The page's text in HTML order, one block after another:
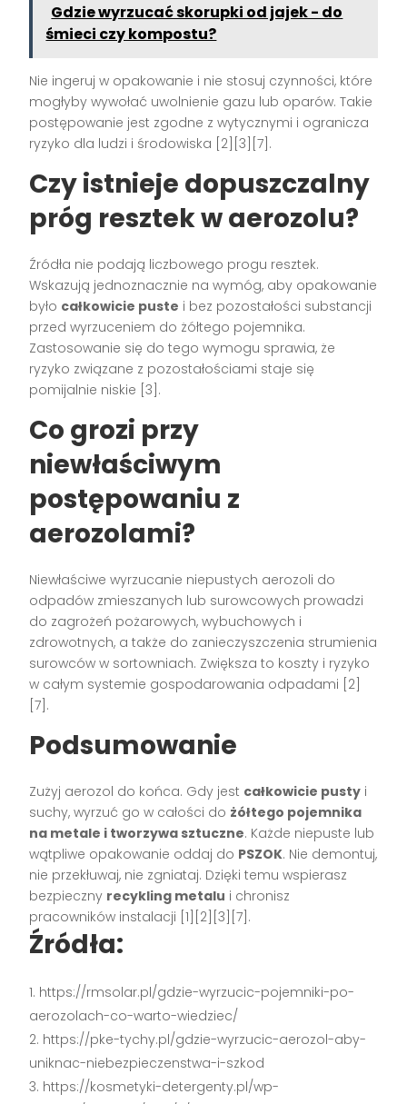
Gdzie wyrzucać skorupki od jajek - do
śmieci czy kompostu?
Nie ingeruj w opakowanie i nie stosuj czynności, które
mogłyby wywołać uwolnienie gazu lub oparów. Takie
postępowanie jest zgodne z wytycznymi i ogranicza
ryzyko dla ludzi i środowiska [2][3][7].
Czy istnieje dopuszczalny
próg resztek w aerozolu?
Źródła nie podają liczbowego progu resztek.
Wskazują jednoznacznie na wymóg, aby opakowanie
było całkowicie puste i bez pozostałości substancji
przed wyrzuceniem do żółtego pojemnika.
Zastosowanie się do tego wymogu sprawia, że
ryzyko związane z pozostałościami staje się
pomijalnie niskie [3].
Co grozi przy
niewłaściwym
postępowaniu z
aerozolami?
Niewłaściwe wyrzucanie niepustych aerozoli do
odpadów zmieszanych lub surowcowych prowadzi
do zagrożeń pożarowych, wybuchowych i
zdrowotnych, a także do zanieczyszczenia strumienia
surowców w sortowniach. Zwiększa to koszty i ryzyko
w całym systemie gospodarowania odpadami [2]
[7].
Podsumowanie
Zużyj aerozol do końca. Gdy jest całkowicie pusty i
suchy, wyrzuć go w całości do żółtego pojemnika
na metale i tworzywa sztuczne. Każde niepuste lub
wątpliwe opakowanie oddaj do PSZOK. Nie demontuj,
nie przekłuwaj, nie zgniataj. Dzięki temu wspierasz
bezpieczny recykling metalu i chronisz
pracowników instalacji [1][2][3][7].
Źródła:
https://rmsolar.pl/gdzie-wyrzucic-pojemniki-po-
aerozolach-co-warto-wiedziec/
https://pke-tychy.pl/gdzie-wyrzucic-aerozol-aby-
uniknac-niebezpieczenstwa-i-szkod
https://kosmetyki-detergenty.pl/wp-